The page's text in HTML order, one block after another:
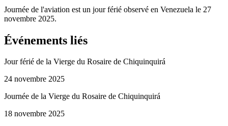
Journée de l'aviation est un jour férié observé en Venezuela le 27
novembre 2025.
Événements liés
Jour férié de la Vierge du Rosaire de Chiquinquirá
24 novembre 2025
Journée de la Vierge du Rosaire de Chiquinquirá
18 novembre 2025